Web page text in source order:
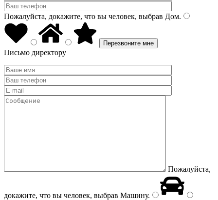
Пожалуйста, докажите, что вы человек, выбрав Дом.
Письмо директору
Пожалуйста,
докажите, что вы человек, выбрав Машину.